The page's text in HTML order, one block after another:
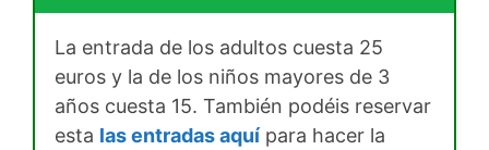
La entrada de los adultos cuesta 25
euros y la de los niños mayores de 3
años cuesta 15. También podéis reservar
esta las entradas aquí para hacer la